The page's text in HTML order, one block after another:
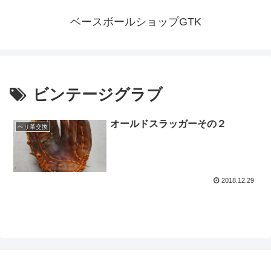
ベースボールショップGTK
ビンテージグラブ
ヘリ革交換 オールドスラッガーその２
2018.12.29